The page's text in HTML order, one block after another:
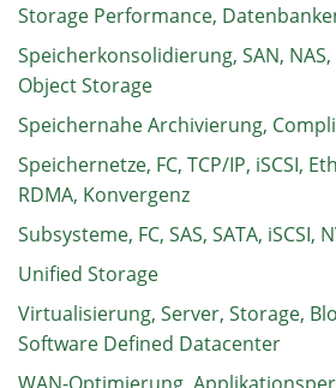
Storage Performance,
Speicherkonsolidierung, SAN,
Object Storage
Speichernahe Archivierung,
Speichernetze, FC, TCP/IP, iSCSI,
RDMA, Konvergenz
Subsysteme, FC, SAS, SATA, iSCSI,
Unified Storage
Virtualisierung, Server, Storage,
Software Defined Datacenter